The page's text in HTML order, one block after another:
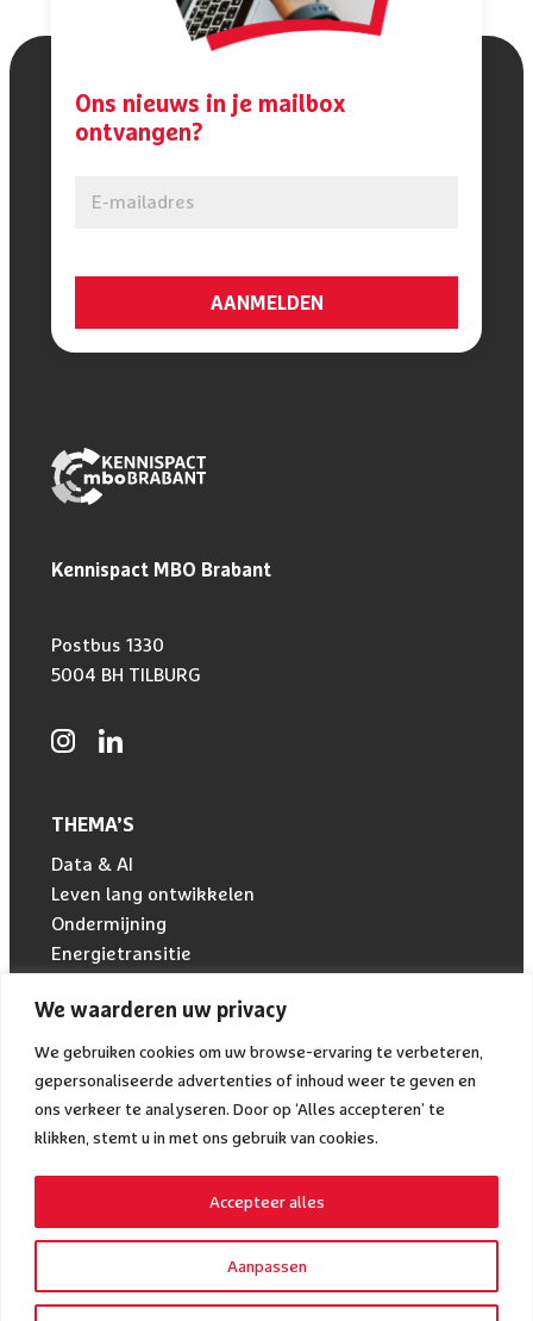
We waarderen uw privacy
We gebruiken cookies om uw browse-ervaring te verbeteren,
gepersonaliseerde advertenties of inhoud weer te geven en
ons verkeer te analyseren. Door op ‘Alles accepteren’ te
klikken, stemt u in met ons gebruik van cookies.
Aanpassen
Accepteer alles
Ons nieuws in je mailbox
ontvangen?
Kennispact MBO Brabant
Postbus 1330
5004 BH TILBURG
THEMA’S
Data & AI
Leven lang ontwikkelen
Ondermijning
Energietransitie
Zorgtechnologie
SNELLE LINKS
Nieuws
Contact